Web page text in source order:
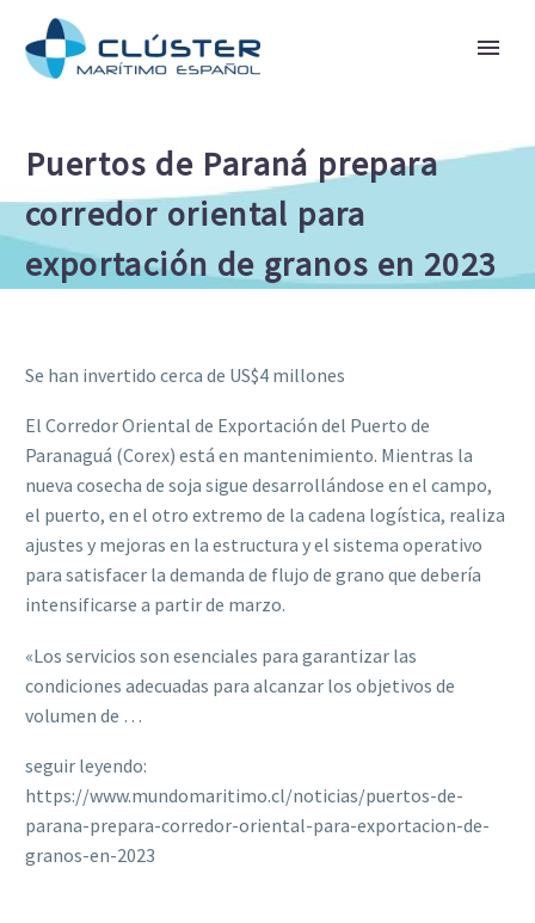
Puertos de Paraná prepara
corredor oriental para
exportación de granos en 2023
Se han invertido cerca de US$4 millones
El Corredor Oriental de Exportación del Puerto de
Paranaguá (Corex) está en mantenimiento. Mientras la
nueva cosecha de soja sigue desarrollándose en el campo,
el puerto, en el otro extremo de la cadena logística, realiza
ajustes y mejoras en la estructura y el sistema operativo
para satisfacer la demanda de flujo de grano que debería
intensificarse a partir de marzo.
«Los servicios son esenciales para garantizar las
condiciones adecuadas para alcanzar los objetivos de
volumen de …
seguir leyendo:
https://www.mundomaritimo.cl/noticias/puertos-de-
parana-prepara-corredor-oriental-para-exportacion-de-
granos-en-2023